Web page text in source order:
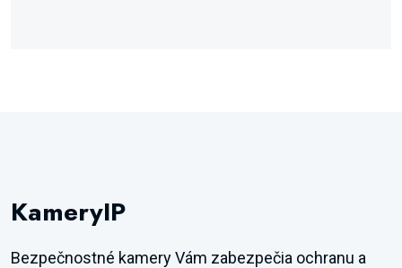
KameryIP
Bezpečnostné kamery Vám zabezpečia ochranu a